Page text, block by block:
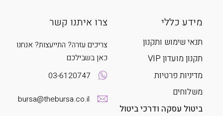
מידע כללי
תנאי שימוש ותקנון
תקנון מועדון VIP
מדיניות פרטיות
משלוחים
ביטול עסקה ודרכי ביטול
צרו איתנו קשר
צריכים עזרה? התייעצות? אנחנו
כאן בשבילכם
03-6120747
bursa@thebursa.co.il